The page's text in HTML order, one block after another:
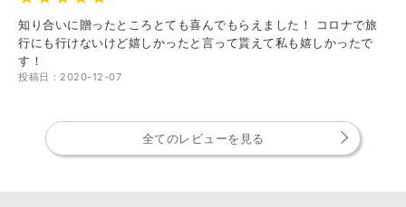
知り合いに贈ったところとても喜んでもらえました！ コロナで旅
行にも行けないけど嬉しかったと言って貰えて私も嬉しかったで
す！
投稿日：2020-12-07
全てのレビューを見る